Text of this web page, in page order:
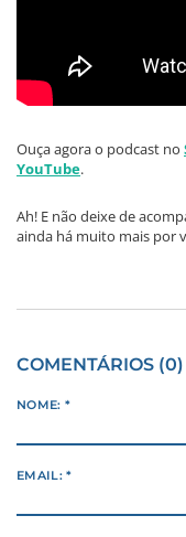
Ouça agora o podcast no
YouTube.
Ah! E não deixe de
ainda há muito mais por
COMENTÁRIOS (0)
NOME: *
EMAIL: *